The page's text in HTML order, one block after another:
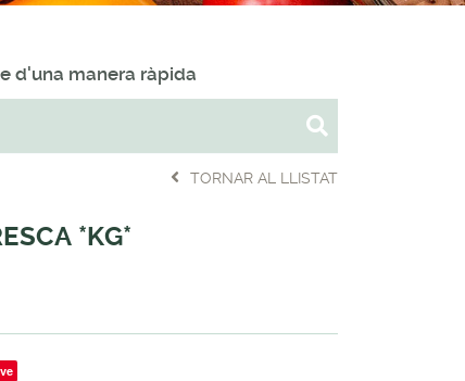
d'una manera ràpida
TORNAR AL LLISTAT
*KG*